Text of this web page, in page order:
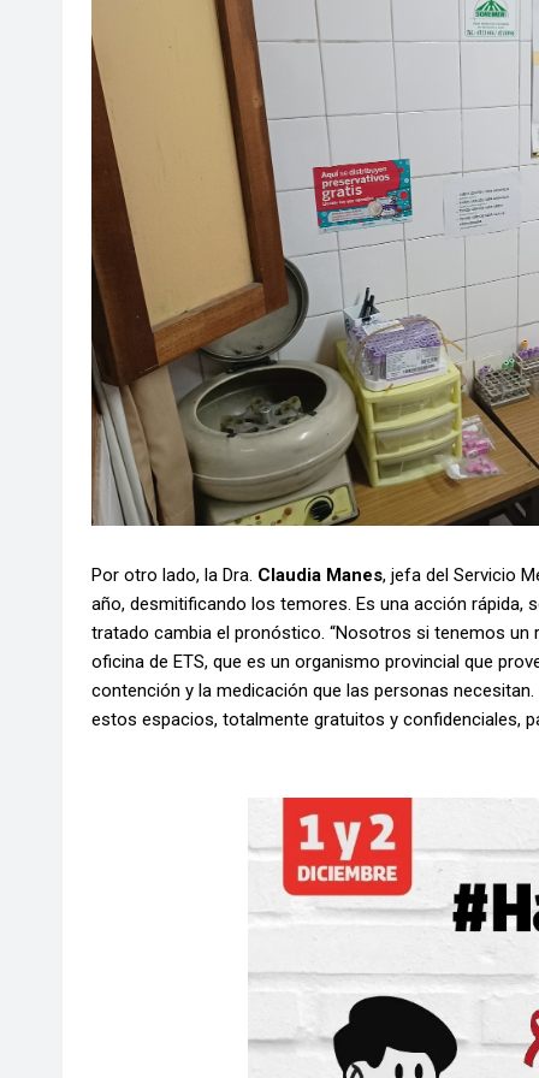
Por otro lado, la Dra. Claudia Manes, jefa del Servicio
año, desmitificando los temores. Es una acción
tratado cambia el pronóstico. “Nosotros si tenemos
oficina de ETS, que es un organismo provincial que
contención y la medicación que las personas
estos espacios, totalmente gratuitos y confidenciales,